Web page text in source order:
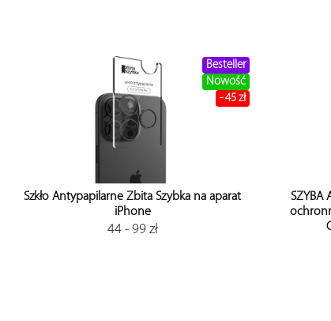
Besteller
Nowość
- 45 zł
Szkło Antypapilarne Zbita Szybka na aparat
iPhone
44 - 99 zł
SZYBA